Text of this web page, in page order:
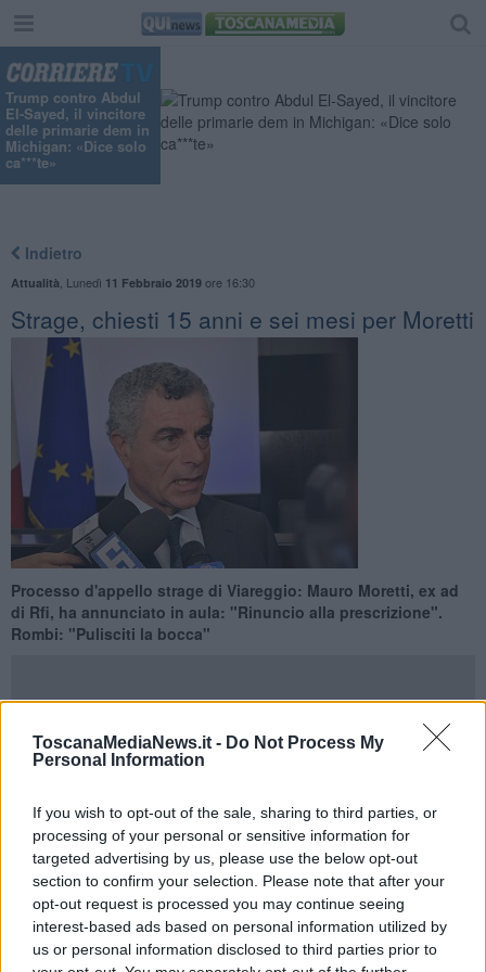
ToscanaMediaNews.it - Do Not Process My
Personal Information
If you wish to opt-out of the sale, sharing to third parties, or
processing of your personal or sensitive information for
targeted advertising by us, please use the below opt-out
section to confirm your selection. Please note that after your
opt-out request is processed you may continue seeing
interest-based ads based on personal information utilized by
us or personal information disclosed to third parties prior to
Trump contro Abdul
El-Sayed, il vincitore
delle primarie dem in
Michigan: «Dice solo
ca***te»
Indietro
Attualità Lunedì 11 Febbraio 2019ore 16:30
Strage, chiesti 15 anni e sei mesi per Moretti
Processo d'appello strage di Viareggio: Mauro Moretti, ex ad
di Rfi, ha annunciato in aula: "Rinuncio alla prescrizione".
Rombi: "Pulisciti la bocca"
FIRENZE —La procura generale di Firenze nel processo d'appello
15 anni e 6 mesi di condanna per Mauro Moretti, sia come ad di Rfi
sia come ad di Fs, per questa parte fu assolto in primo grado dove
fu condannato a 7 anni.
Chiesti inoltre 14 anni e 6 mesi per l'ex ad di Rfi Michele Mario Elia
e 7 anni e 6 mesi per l'ex ad Trenitalia Vincenzo Soprano. Le
richieste considerano 6 mesi di taglio per la prescrizione dialcuni
reati.